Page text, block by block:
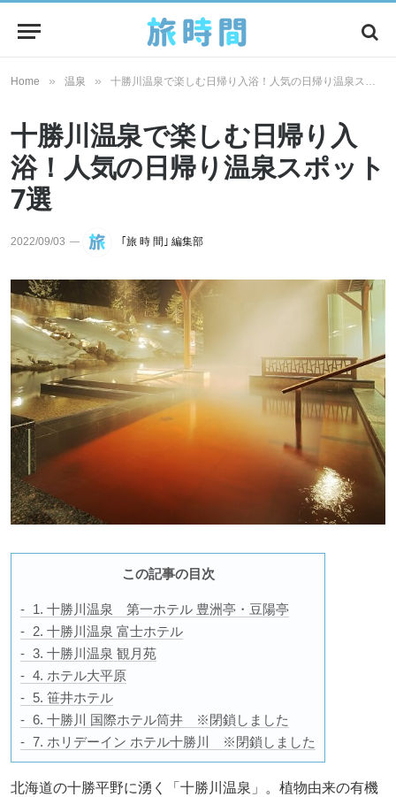
Home » 温泉 » 十勝川温泉で楽しむ日帰り入浴！人気の日帰り温泉スポット7選
十勝川温泉で楽しむ日帰り入
浴！人気の日帰り温泉スポット
7選
2022/09/03 ｢旅 時 間｣ 編集部
この記事の目次
1. 十勝川温泉 第一ホテル 豊洲亭・豆陽亭
2. 十勝川温泉 富士ホテル
3. 十勝川温泉 観月苑
4. ホテル大平原
5. 笹井ホテル
6. 十勝川 国際ホテル筒井 ※閉鎖しました
7. ホリデーイン ホテル十勝川 ※閉鎖しました
北海道の十勝平野に湧く「十勝川温泉」。植物由来の有機